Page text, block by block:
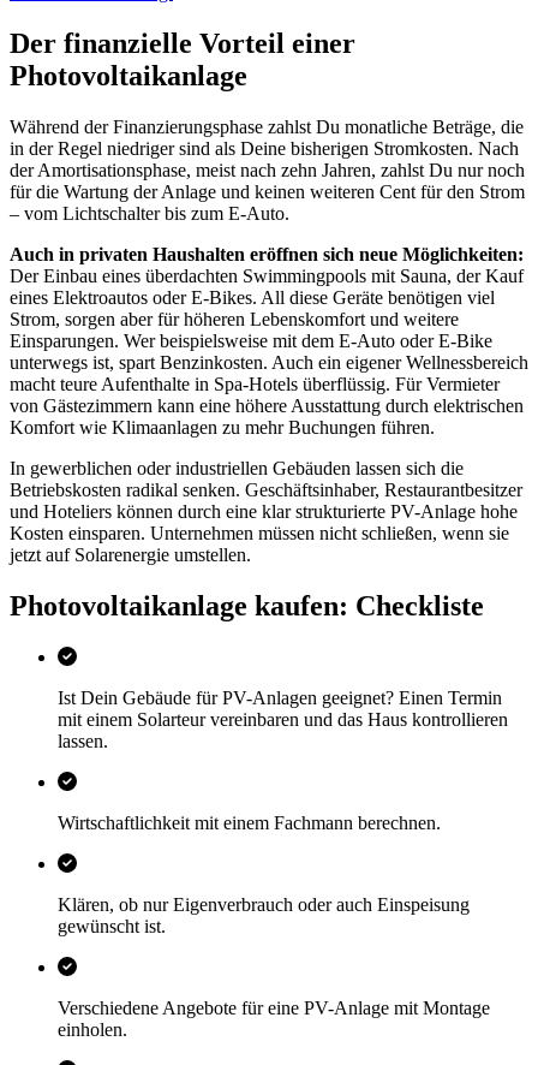
Der finanzielle Vorteil einer
Photovoltaikanlage
Während der Finanzierungsphase zahlst Du monatliche Beträge, die
in der Regel niedriger sind als Deine bisherigen Stromkosten. Nach
der Amortisationsphase, meist nach zehn Jahren, zahlst Du nur noch
für die Wartung der Anlage und keinen weiteren Cent für den Strom
– vom Lichtschalter bis zum E-Auto.
Auch in privaten Haushalten eröffnen sich neue Möglichkeiten:
Der Einbau eines überdachten Swimmingpools mit Sauna, der Kauf
eines Elektroautos oder E-Bikes. All diese Geräte benötigen viel
Strom, sorgen aber für höheren Lebenskomfort und weitere
Einsparungen. Wer beispielsweise mit dem E-Auto oder E-Bike
unterwegs ist, spart Benzinkosten. Auch ein eigener Wellnessbereich
macht teure Aufenthalte in Spa-Hotels überflüssig. Für Vermieter
von Gästezimmern kann eine höhere Ausstattung durch elektrischen
Komfort wie Klimaanlagen zu mehr Buchungen führen.
In gewerblichen oder industriellen Gebäuden lassen sich die
Betriebskosten radikal senken. Geschäftsinhaber, Restaurantbesitzer
und Hoteliers können durch eine klar strukturierte PV-Anlage hohe
Kosten einsparen. Unternehmen müssen nicht schließen, wenn sie
jetzt auf Solarenergie umstellen.
Photovoltaikanlage kaufen: Checkliste
Ist Dein Gebäude für PV-Anlagen geeignet? Einen Termin
mit einem Solarteur vereinbaren und das Haus kontrollieren
lassen.
Wirtschaftlichkeit mit einem Fachmann berechnen.
Klären, ob nur Eigenverbrauch oder auch Einspeisung
gewünscht ist.
Verschiedene Angebote für eine PV-Anlage mit Montage
einholen.